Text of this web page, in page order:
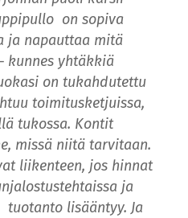
on sopiva
ja napauttaa mitä
kunnes yhtäkkiä
on tukahdutettu
toimitusketjuissa,
tukossa. Kontit
missä niitä tarvitaan.
liikenteen, jos hinnat
ja
lisääntyy. Ja